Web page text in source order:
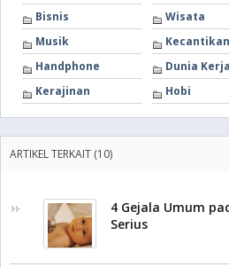
Bisnis
Wisata
Musik
Kecantikan
Handphone
Dunia Kerja
Kerajinan
Hobi
ARTIKEL TERKAIT (10)
4 Gejala Umum
Serius